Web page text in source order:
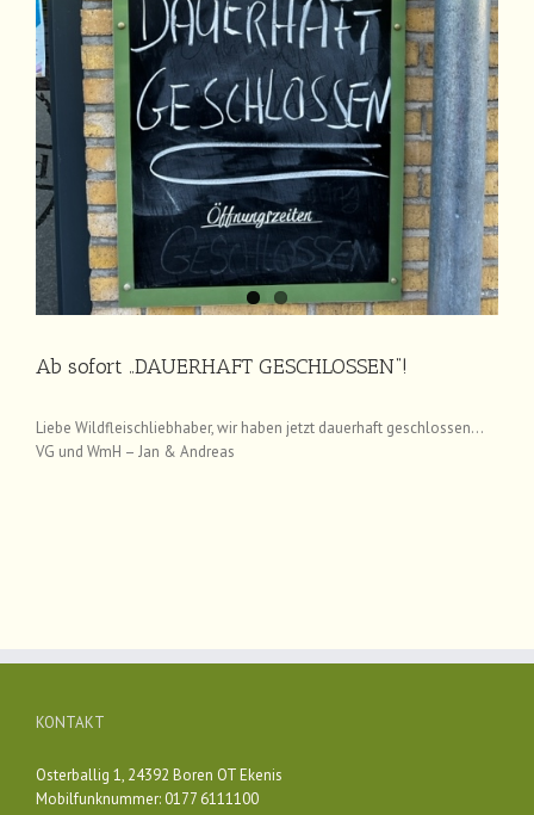
Ab sofort „DAUERHAFT GESCHLOSSEN“!
Liebe Wildfleischliebhaber, wir haben jetzt dauerhaft geschlossen…
VG und WmH – Jan & Andreas
KONTAKT
Osterballig 1, 24392 Boren OT Ekenis
Mobilfunknummer: 0177 6111100